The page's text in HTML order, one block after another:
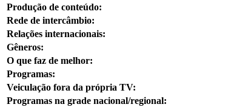
Produção de conteúdo:
Rede de intercâmbio:
Relações internacionais:
Gêneros:
O que faz de melhor:
Programas:
Veiculação fora da própria TV:
Programas na grade nacional/regional: